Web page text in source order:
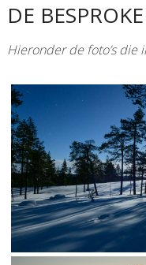
DE
Hieronder de foto’s die